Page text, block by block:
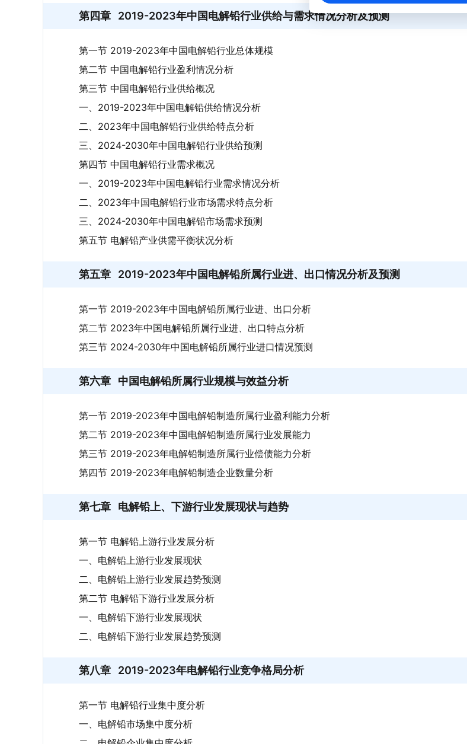
第四章 2019-2023年中国电解铅行业供给与需求情况分析及预测
第一节 2019-2023年中国电解铅行业总体规模
第二节 中国电解铅行业盈利情况分析
第三节 中国电解铅行业供给概况
一、2019-2023年中国电解铅供给情况分析
二、2023年中国电解铅行业供给特点分析
三、2024-2030年中国电解铅行业供给预测
第四节 中国电解铅行业需求概况
一、2019-2023年中国电解铅行业需求情况分析
二、2023年中国电解铅行业市场需求特点分析
三、2024-2030年中国电解铅市场需求预测
第五节 电解铅产业供需平衡状况分析
第五章 2019-2023年中国电解铅所属行业进、出口情况分析及预测
第一节 2019-2023年中国电解铅所属行业进、出口分析
第二节 2023年中国电解铅所属行业进、出口特点分析
第三节 2024-2030年中国电解铅所属行业进口情况预测
第六章 中国电解铅所属行业规模与效益分析
第一节 2019-2023年中国电解铅制造所属行业盈利能力分析
第二节 2019-2023年中国电解铅制造所属行业发展能力
第三节 2019-2023年电解铅制造所属行业偿债能力分析
第四节 2019-2023年电解铅制造企业数量分析
第七章 电解铅上、下游行业发展现状与趋势
第一节 电解铅上游行业发展分析
一、电解铅上游行业发展现状
二、电解铅上游行业发展趋势预测
第二节 电解铅下游行业发展分析
一、电解铅下游行业发展现状
二、电解铅下游行业发展趋势预测
第八章 2019-2023年电解铅行业竞争格局分析
第一节 电解铅行业集中度分析
一、电解铅市场集中度分析